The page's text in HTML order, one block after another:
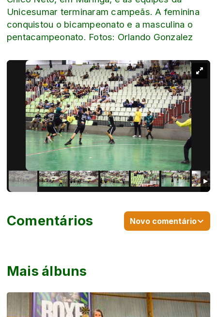
Unicesumar terminaram campeãs. A feminina
conquistou o bicampeonato e a masculina o
pentacampeonato. Fotos: Orlando Gonzalez
Mais álbuns
Comentários Novo comentário